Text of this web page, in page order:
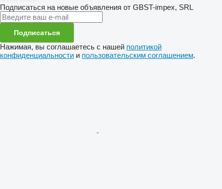
Подписаться на новые объявления от GBST-impex, SRL
Подписаться
Нажимая, вы соглашаетесь с нашей политикой
конфиденциальности и пользовательским соглашением.